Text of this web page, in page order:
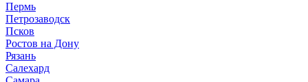
Пермь
Петрозаводск
Псков
Ростов на Дону
Рязань
Салехард